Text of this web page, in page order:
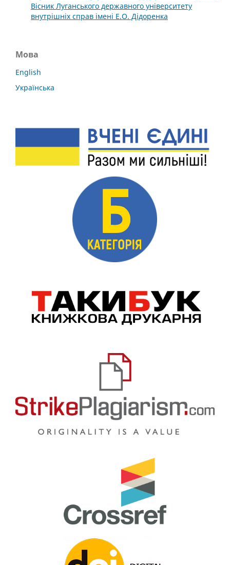
Вісник Луганського державного університету
внутрішніх справ імені Е.О. Дідоренка
Мова
English
Українська